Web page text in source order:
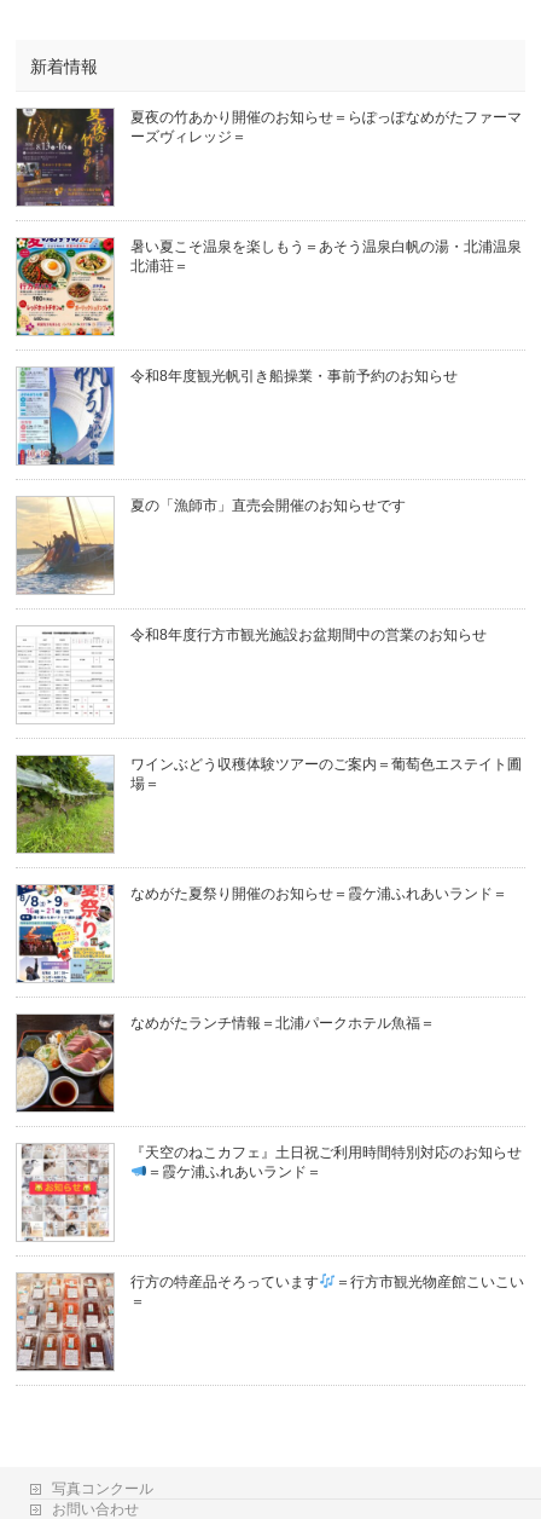
新着情報
夏夜の竹あかり開催のお知らせ＝らぽっぽなめがたファーマ
ーズヴィレッジ＝
暑い夏こそ温泉を楽しもう＝あそう温泉白帆の湯・北浦温泉
北浦荘＝
令和8年度観光帆引き船操業・事前予約のお知らせ
夏の「漁師市」直売会開催のお知らせです
令和8年度行方市観光施設お盆期間中の営業のお知らせ
ワインぶどう収穫体験ツアーのご案内＝葡萄色エステイト圃
場＝
なめがた夏祭り開催のお知らせ＝霞ケ浦ふれあいランド＝
なめがたランチ情報＝北浦パークホテル魚福＝
『天空のねこカフェ』土日祝ご利用時間特別対応のお知らせ
＝霞ケ浦ふれあいランド＝
行方の特産品そろっています
＝行方市観光物産館こいこい
＝
写真コンクール
お問い合わせ